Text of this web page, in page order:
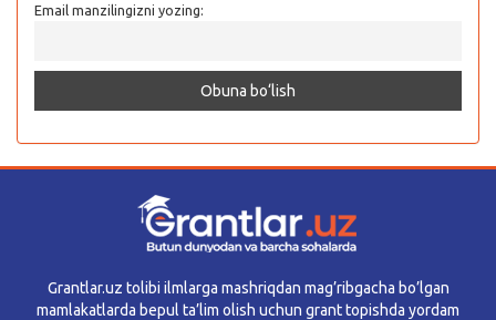
Email manzilingizni yozing:
Grantlar.uz tolibi ilmlarga mashriqdan mag’ribgacha bo’lgan
mamlakatlarda bepul ta’lim olish uchun grant topishda yordam